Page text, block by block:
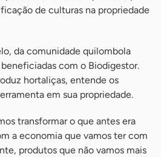
de culturas na propriedade
da comunidade quilombola
com o Biodigestor.
hortaliças, entende os
em sua propriedade.
transformar o que antes era
a economia que vamos ter com
produtos que não vamos mais